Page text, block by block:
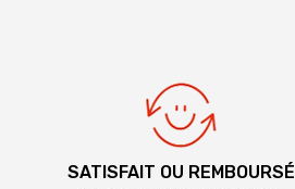
SATISFAIT OU REMBOURSÉ